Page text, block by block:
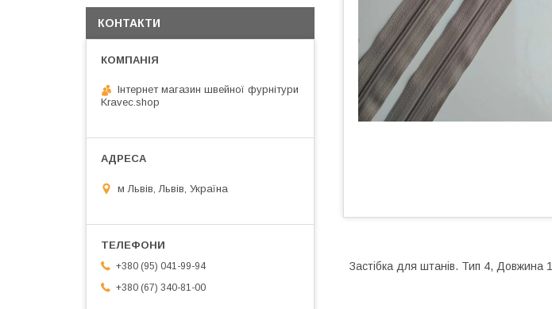
Застібка для штанів. Тип 4, Довжина
КОНТАКТИ
Інтернет магазин швейної фурнітури
Kravec.shop
м Львів, Львів, Україна
+380 (95) 041-99-94
+380 (67) 340-81-00